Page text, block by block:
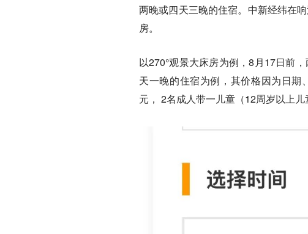
两晚或四天三晚的住宿。中新经纬在
房。
以270°观景大床房为例，8月17日前
天一晚的住宿为例，其价格因为日
元， 2名成人带一儿童（12周岁以上